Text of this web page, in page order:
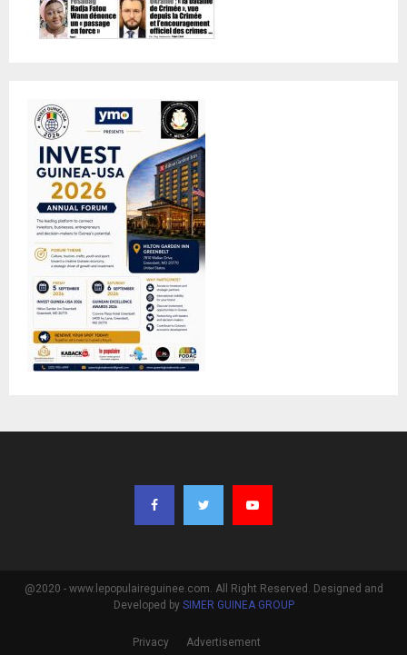
@2020 - www.lepopulaireguinee.com. All Right Reserved. Designed and
Developed by SIMER GUINEA GROUP
Privacy Advertisement